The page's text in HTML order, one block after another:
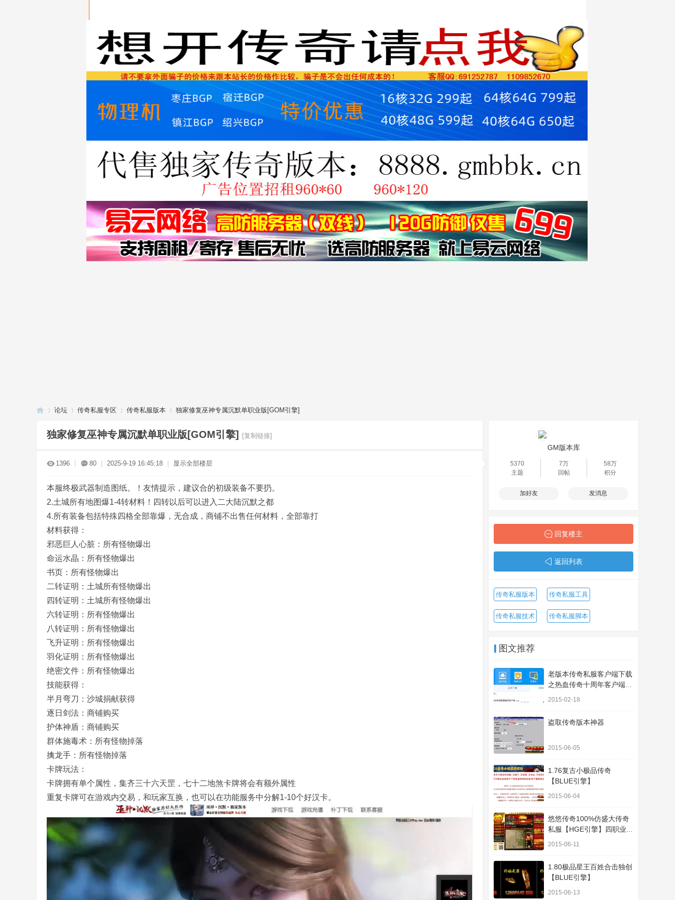
论坛 传奇私服专区 传奇私服版本 独家修复巫神专属沉默单职业版[GOM引擎]
独家修复巫神专属沉默单职业版[GOM引擎] [复制链接]
1396 80 2025-9-19 16:45:18 显示全部楼层
本服终极武器制造图纸。！友情提示，建议合的初级装备不要扔。
2.土城所有地图爆1-4转材料！四转以后可以进入二大陆沉默之都
4.所有装备包括特殊四格全部靠爆，无合成，商铺不出售任何材料，全部靠打
材料获得：
邪恶巨人心脏：所有怪物爆出
命运水晶：所有怪物爆出
书页：所有怪物爆出
二转证明：土城所有怪物爆出
四转证明：土城所有怪物爆出
六转证明：所有怪物爆出
八转证明：所有怪物爆出
飞升证明：所有怪物爆出
羽化证明：所有怪物爆出
绝密文件：所有怪物爆出
技能获得：
半月弯刀：沙城捐献获得
逐日剑法：商铺购买
护体神盾：商铺购买
群体施毒术：所有怪物掉落
擒龙手：所有怪物掉落
卡牌玩法：
卡牌拥有单个属性，集齐三十六天罡，七十二地煞卡牌将会有额外属性
重复卡牌可在游戏内交易，和玩家互换，也可以在功能服务中分解1-10个好汉卡。
GM版本库
5370
主题
7万
回帖
58万
积分
加好友 发消息
回复楼主
返回列表
传奇私服版本 传奇私服工具
传奇私服技术 传奇私服脚本
图文推荐
老版本传奇私服客户端下载
之热血传奇十周年客户端下
2015-02-18
盗取传奇版本神器
2015-06-05
1.76复古小极品传奇
【BLUE引擎】
2015-06-04
悠悠传奇100%仿盛大传奇
私服【HGE引擎】四职业疯
2015-06-11
1.80极品星王百姓合击独创
【BLUE引擎】
2015-06-13